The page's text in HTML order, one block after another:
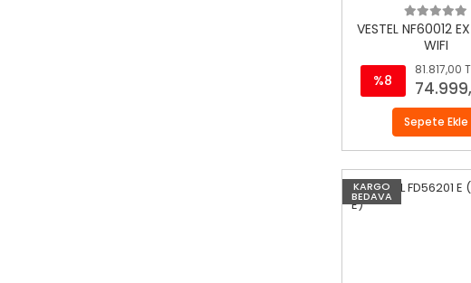
VESTEL NF60012
WIFI
%8
81.817,00
Sepete Ekle
KARGO
BEDAVA